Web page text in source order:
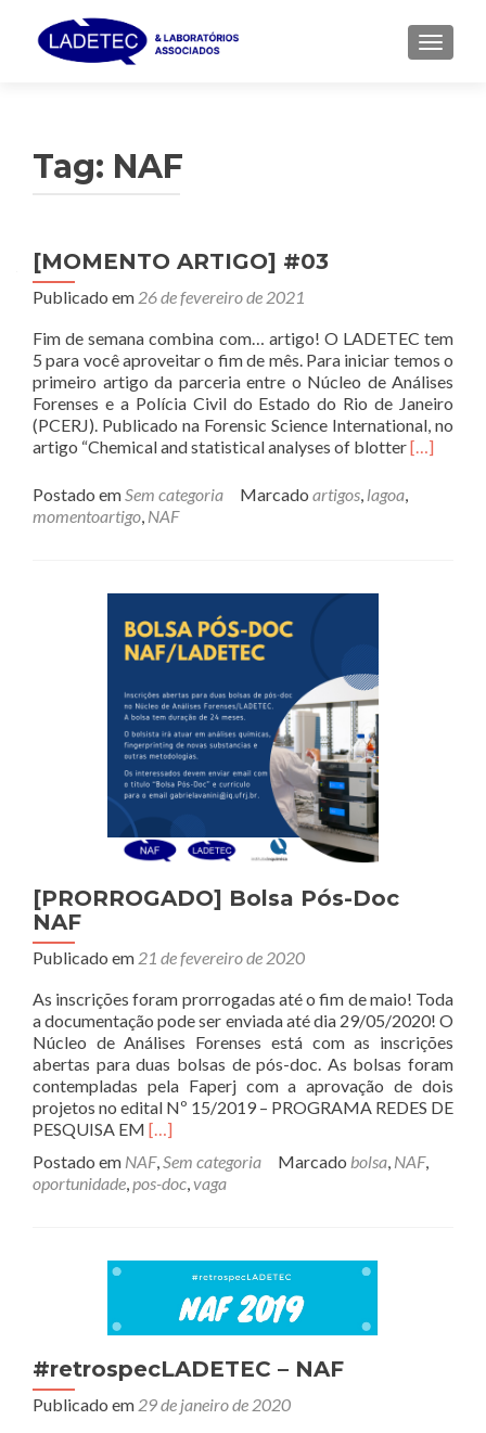
Tag: NAF
[MOMENTO ARTIGO] #03
Publicado em 26 de fevereiro de 2021
Fim de semana combina com… artigo! O LADETEC tem
5 para você aproveitar o fim de mês. Para iniciar temos o
primeiro artigo da parceria entre o Núcleo de Análises
Forenses e a Polícia Civil do Estado do Rio de Janeiro
(PCERJ). Publicado na Forensic Science International, no
artigo “Chemical and statistical analyses of blotterLeia
[…]
Postado emSem categoria Marcado artigos, lagoa,
momentoartigo, NAF
[PRORROGADO] Bolsa Pós-Doc
NAF
Publicado em 21 de fevereiro de 2020
As inscrições foram prorrogadas até o fim de maio! Toda
a documentação pode ser enviada até dia 29/05/2020! O
Núcleo de Análises Forenses está com as inscrições
abertas para duas bolsas de pós-doc. As bolsas foram
contempladas pela Faperj com a aprovação de dois
projetos no edital Nº 15/2019 – PROGRAMA REDES DE
PESQUISA EM Leia
sobre[PRORROGADO]
Bolsa
NAF
[…]
Postado em NAF,Sem categoria Marcado bolsa, NAF,
oportunidade,pos-doc,vaga
#retrospecLADETEC – NAF
Publicado em 29 de janeiro de 2020